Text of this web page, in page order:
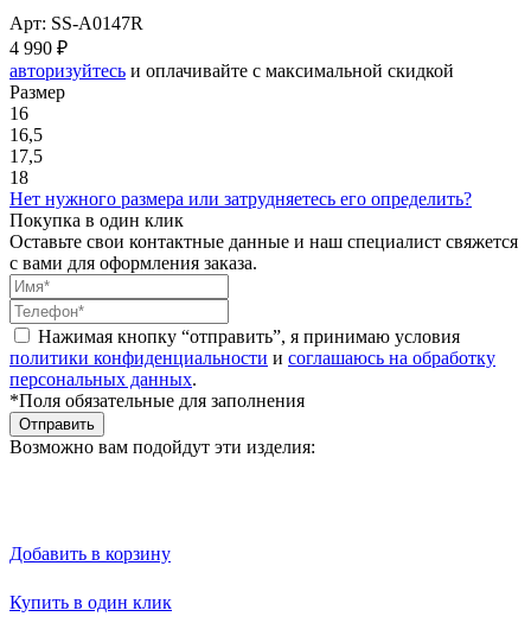
Арт: SS-A0147R
4 990 ₽
авторизуйтесь и оплачивайте с максимальной скидкой
Размер
16
16,5
17,5
18
Нет нужного размера или затрудняетесь его определить?
Покупка в один клик
Оставьте свои контактные данные и наш специалист свяжется
с вами для оформления заказа.
Нажимая кнопку “отправить”, я принимаю условия
политики конфиденциальности и соглашаюсь на обработку
персональных данных.
*Поля обязательные для заполнения
Отправить
Возможно вам подойдут эти изделия:
Добавить в корзину
Купить в один клик